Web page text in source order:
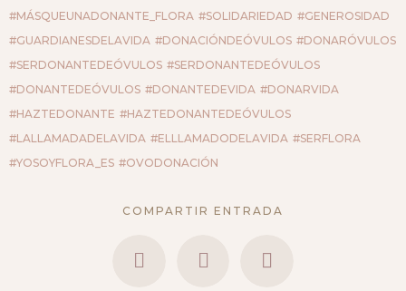
#MÁSQUEUNADONANTE_FLORA #SOLIDARIEDAD #GENEROSIDAD
#GUARDIANESDELAVIDA #DONACIÓNDEÓVULOS #DONARÓVULOS
#SERDONANTEDEÓVULOS #SERDONANTEDEÓVULOS
#DONANTEDEÓVULOS #DONANTEDEVIDA #DONARVIDA
#HAZTEDONANTE #HAZTEDONANTEDEÓVULOS
#LALLAMADADELAVIDA #ELLLAMADODELAVIDA #SERFLORA
#YOSOYFLORA_ES #OVODONACIÓN
COMPARTIR ENTRADA